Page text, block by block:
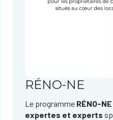
RÉNO-NE
Le programme RÉNO-
expertes et experts